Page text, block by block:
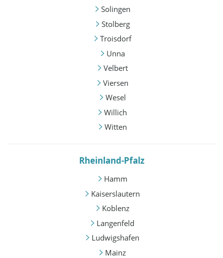
Solingen
Stolberg
Troisdorf
Unna
Velbert
Viersen
Wesel
Willich
Witten
Rheinland-Pfalz
Hamm
Kaiserslautern
Koblenz
Langenfeld
Ludwigshafen
Mainz